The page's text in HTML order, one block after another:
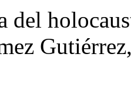
del